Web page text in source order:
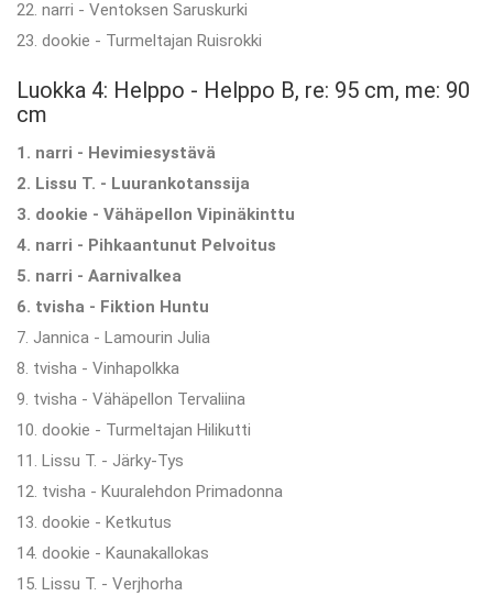
22. narri - Ventoksen Saruskurki
23. dookie - Turmeltajan Ruisrokki
Luokka 4: Helppo - Helppo B, re: 95 cm, me: 90
cm
1. narri - Hevimiesystävä
2. Lissu T. - Luurankotanssija
3. dookie - Vähäpellon Vipinäkinttu
4. narri - Pihkaantunut Pelvoitus
5. narri - Aarnivalkea
6. tvisha - Fiktion Huntu
7. Jannica - Lamourin Julia
8. tvisha - Vinhapolkka
9. tvisha - Vähäpellon Tervaliina
10. dookie - Turmeltajan Hilikutti
11. Lissu T. - Järky-Tys
12. tvisha - Kuuralehdon Primadonna
13. dookie - Ketkutus
14. dookie - Kaunakallokas
15. Lissu T. - Verjhorha